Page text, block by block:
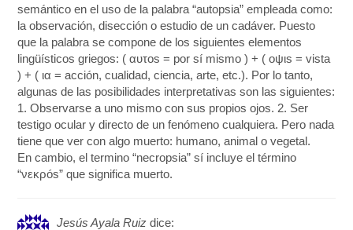
semántico en el uso de la palabra “autopsia” empleada como:
la observación, disección o estudio de un cadáver. Puesto
que la palabra se compone de los siguientes elementos
lingüísticos griegos: ( αυτοs = por sí mismo ) + ( οψιs = vista
) + ( ια = acción, cualidad, ciencia, arte, etc.). Por lo tanto,
algunas de las posibilidades interpretativas son las siguientes:
1. Observarse a uno mismo con sus propios ojos. 2. Ser
testigo ocular y directo de un fenómeno cualquiera. Pero nada
tiene que ver con algo muerto: humano, animal o vegetal.
En cambio, el termino “necropsia” sí incluye el término
“νεκρós” que significa muerto.
Jesús Ayala Ruiz dice: